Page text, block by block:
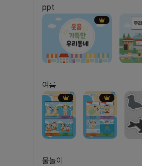
ppt
여름
물놀이